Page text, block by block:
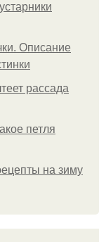
Описание
рассада
петля
на зиму